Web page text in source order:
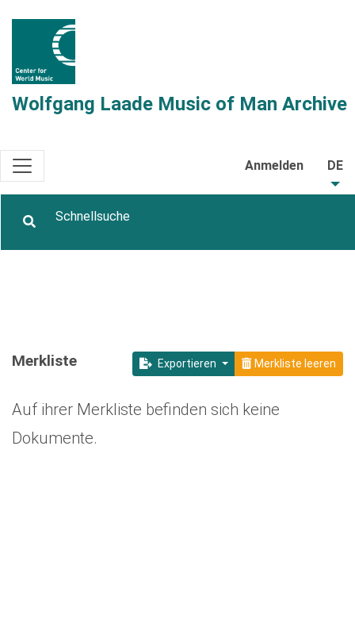
Wolfgang Laade Music of Man Archive
Anmelden DE
Exportieren Merkliste leeren
Merkliste
Auf ihrer Merkliste befinden sich keine
Dokumente.